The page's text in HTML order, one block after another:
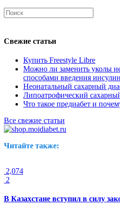
Свежие статьи
Купить Freestyle Libre
Можно ли заменить уколы
способами введения
Неонатальный сахарный
Липоатрофический
Что такое предиабет и
Все свежие статьи
Читайте также:
2,074
2
В Казахстане вступил в силу